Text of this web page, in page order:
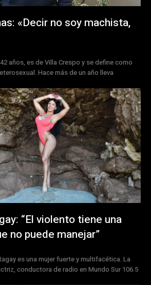
«Decir no soy machista,
años, es de Villa Crespo y se define como
Hace más de un año lleva
“El violento tiene una
no puede manejar”
es una mujer fuerte y multifacética. La
conductora de radio en Mundo Sur 106.5